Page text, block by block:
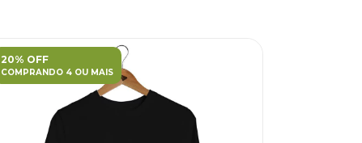
20% OFF
COMPRANDO 4 OU MAIS